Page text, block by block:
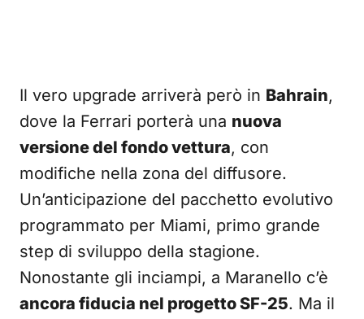
Il vero upgrade arriverà però in Bahrain,
dove la Ferrari porterà una nuova
versione del fondo vettura, con
modifiche nella zona del diffusore.
Un’anticipazione del pacchetto evolutivo
programmato per Miami, primo grande
step di sviluppo della stagione.
Nonostante gli inciampi, a Maranello c’è
ancora fiducia nel progetto SF-25. Ma il